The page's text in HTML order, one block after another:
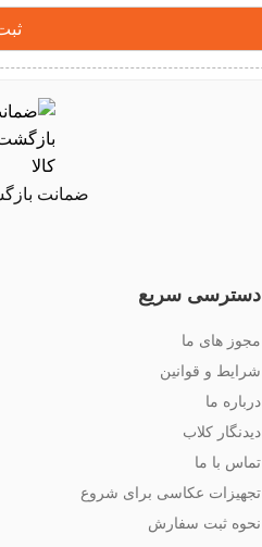
ضمانت
دسترسی سریع
مجوز های ما
شرایط و قوانین
درباره ما
دیدنگار کلاب
تماس با ما
تجهیزات عکاسی برای شروع
نحوه ثبت سفارش